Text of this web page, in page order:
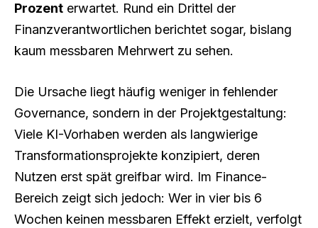
Prozent erwartet. Rund ein Drittel der
Finanzverantwortlichen berichtet sogar, bislang
kaum messbaren Mehrwert zu sehen.
Die Ursache liegt häufig weniger in fehlender
Governance, sondern in der Projektgestaltung:
Viele KI-Vorhaben werden als langwierige
Transformationsprojekte konzipiert, deren
Nutzen erst spät greifbar wird. Im Finance-
Bereich zeigt sich jedoch: Wer in vier bis 6
Wochen keinen messbaren Effekt erzielt, verfolgt